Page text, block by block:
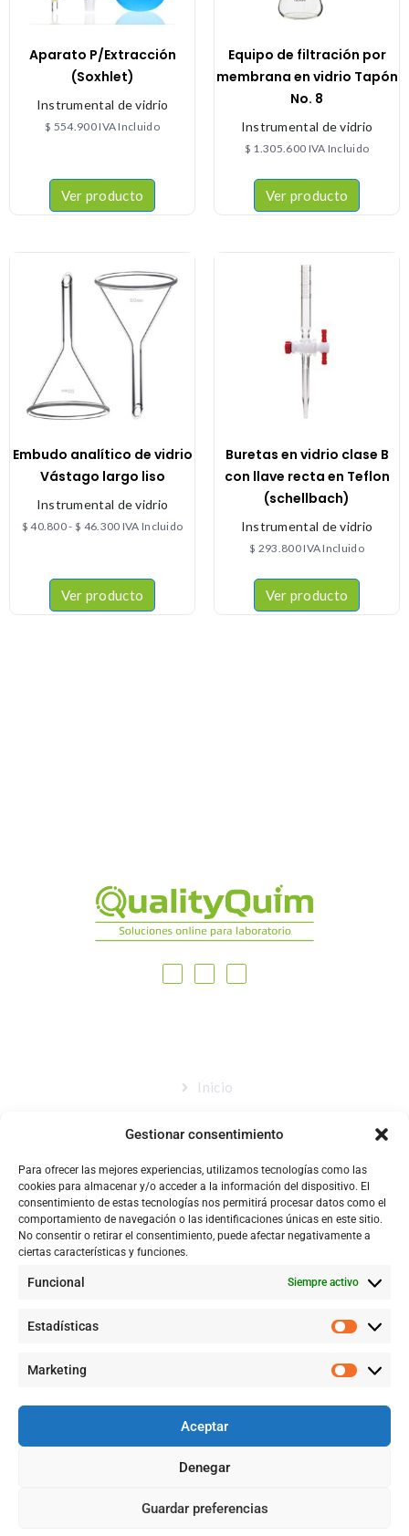
Gestionar consentimiento
Para ofrecer las mejores experiencias, utilizamos tecnologías como las
cookies para almacenar y/o acceder a la información del dispositivo. El
consentimiento de estas tecnologías nos permitirá procesar datos como el
comportamiento de navegación o las identificaciones únicas en este sitio.
No consentir o retirar el consentimiento, puede afectar negativamente a
ciertas características y funciones.
Funcional Siempre activo
Estadísticas
Marketing
Aceptar
Denegar
Guardar preferencias
Aparato P/Extracción
(Soxhlet)
Instrumental de vidrio
$ 554.900IVA Incluido
Ver producto
Equipo de filtración por
membrana en vidrio Tapón
No. 8
Instrumental de vidrio
$ 1.305.600 IVA Incluido
Ver producto
Embudo analítico de vidrio
Vástago largo liso
Instrumental de vidrio
$ 40.800- $ 46.300 IVA Incluido
Ver producto
Buretas en vidrio clase B
con llave recta en Teflon
(schellbach)
Instrumental de vidrio
$ 293.800IVA Incluido
Ver producto
Inicio
Catálogo
Blog
Contacto
KR 121D # 128 - 24 Suba
©2026 QUALITYQUIM, TODOS LOS DERECHOS RESERVADOS